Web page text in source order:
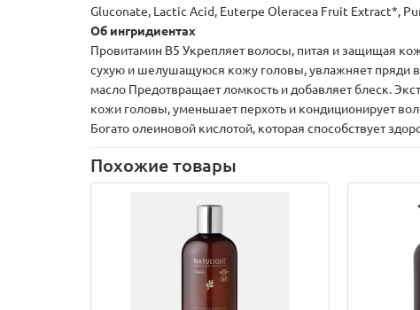
Gluconate, Lactic Acid, Euterpe Oleracea Fruit Extract*,
Об ингридиентах
Провитамин В5 Укрепляет волосы, питая и защищая
сухую и шелушащуюся кожу головы, увлажняет пряди
масло Предотвращает ломкость и добавляет блеск.
кожи головы, уменьшает перхоть и кондиционирует
Богато олеиновой кислотой, которая способствует
Похожие товары